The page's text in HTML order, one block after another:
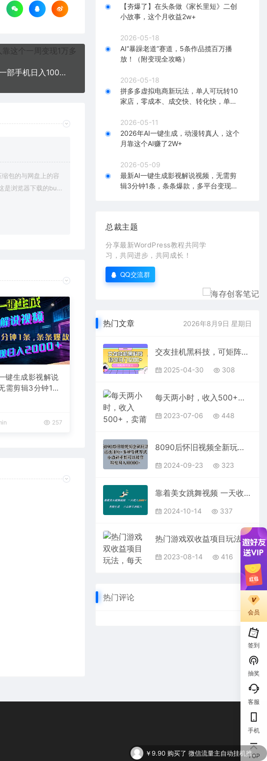
8月风口项目，小红书虚拟法考资料，一部手机日入1000+（教程+素材）
包的与网盘上的容
是浏览器下载的bu
键生成影视解说
需剪辑3分钟1
257
【夯爆了】在头条做《家长里短》二创
小故事，这个月收益2w+
2026-05-18
AI“暴躁老道”赛道，5条作品揽百万播
放！（附变现全攻略）
2026-05-18
拼多多虚拟电商新玩法，单人可玩转10
家店，零成本、成交快、转化快，单店
2026-05-11
2026年AI一键生成，动漫转真人，这个
月靠这个AI赚了2W+
2026-05-09
最新AI一键生成影视解说视频，无需剪
辑3分钟1条，条条爆款，多平台变现日
总裁主题
分享最新WordPress教程共同学
习，共同进步，共同成长！
QQ交流群
热门文章 2026年8月9日 星期日
交友挂机黑科技，可矩阵可放大，稳定月入6000+
2025-04-30 308
每天两小时，收入500+，卖莆田高端篮球鞋，小白轻松月入过万（教程+素材）
2023-07-06 448
8090后怀旧视频全新玩法，迅速涨粉+多种变现方式，小白新手都可以操作，轻松月入10000+
2024-09-23 323
靠着美女跳舞视频 一天收入1000+ 无脑生成 小白新手闭眼入
2024-10-14 337
热门游戏双收益项目玩法，每天花费半小时，实操一天500多（教程+素材）
2023-08-14 416
热门评论
会员
签到
抽奖
客服
手机
TOP
￥9.90 购买了 微信流量主自动挂机推广，轻松日入900+，简单易上手，做就有收益。